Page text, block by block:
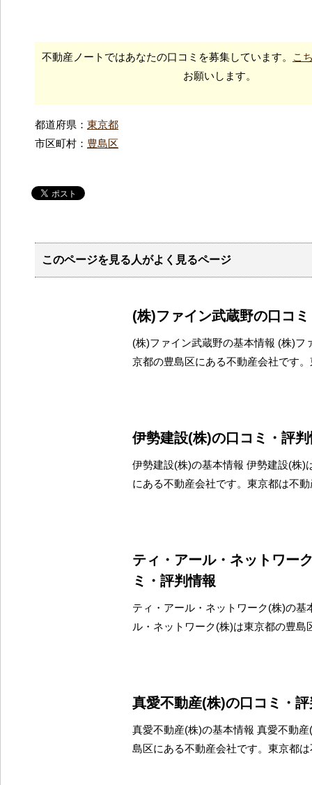
不動産ノートではあなたの口コミを募集しています。
こ
お願いします。
都道府県： 東京都
市区町村： 豊島区
このページを見る人がよく見るページ
(株)ファイン武蔵野の口コ
(株)ファイン武蔵野の基本情報 (株)フ
京都の豊島区にある不動産会社です
伊勢建設(株)の口コミ・評
伊勢建設(株)の基本情報 伊勢建設(株)
にある不動産会社です。東京都は不
ティ・アール・ネットワー
ミ・評判情報
ティ・アール・ネットワーク(株)の基
ル・ネットワーク(株)は東京都の豊島
真愛不動産(株)の口コミ・
真愛不動産(株)の基本情報 真愛不動
島区にある不動産会社です。東京都